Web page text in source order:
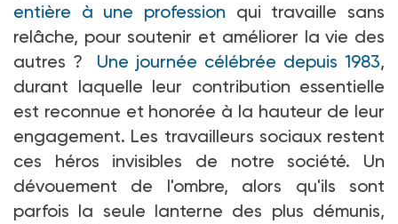
entière à une profession qui travaille sans
relâche, pour soutenir et améliorer la vie des
autres ? Une journée célébrée depuis 1983,
durant laquelle leur contribution essentielle
est reconnue et honorée à la hauteur de leur
engagement. Les travailleurs sociaux restent
ces héros invisibles de notre société. Un
dévouement de l'ombre, alors qu'ils sont
parfois la seule lanterne des plus démunis,